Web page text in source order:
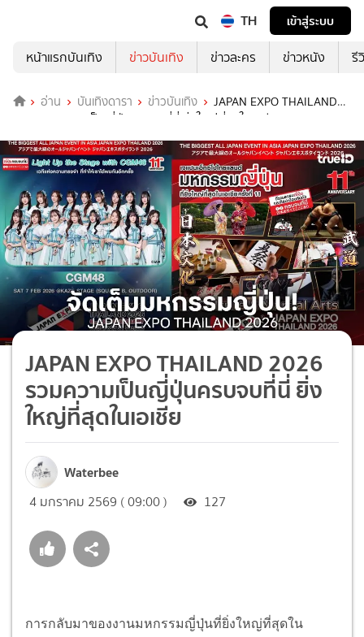
TH
เข้าสู่ระบบ
หน้าแรกบันเทิง
ข่าวบันเทิง ข่าวละคร ข่าวหนัง รี
อ่าน บันเทิงดารา ข่าวบันเทิง
JAPAN EXPO THAILAND
2026 รวมความเป็นญี่ปุ่นครบจบที่นี่ ยิ่งใหญ่ที่สุดในเอเชีย
JAPAN EXPO THAILAND 2026
รวมความเป็นญี่ปุ่นครบจบที่นี่ ยิ่ง
ใหญ่ที่สุดในเอเชีย
Waterbee
4 มกราคม 2569 ( 09:00 ) 127
การกลับมาของงานมหกรรมญี่ปุ่นที่ยิ่งใหญ่ที่สุดใน